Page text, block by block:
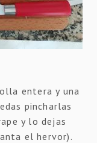
entera y una
pincharlas
y lo dejas
el hervor).